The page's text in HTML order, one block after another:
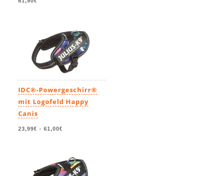
IDC®-Powergeschirr®
mit Logofeld Happy
Canis
23,99€ - 61,00€